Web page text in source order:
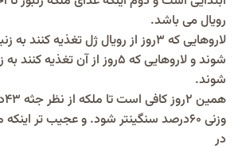
رویال می باشد.
لاروهایی که ۳روز از رویال ژل تغذیه
شوند و لاروهایی که ۵روز از آن
شوند.
وزنی ۶۰درصد سنگینتر شود. و عجیب تر
در